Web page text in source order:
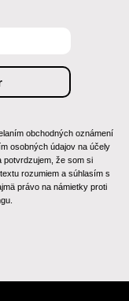
obchodných oznámení
osobných údajov na účely
potvrdzujem, že som si
rozumiem a súhlasím s
právo na námietky proti